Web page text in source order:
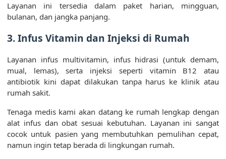
Layanan ini tersedia dalam paket harian, mingguan,
bulanan, dan jangka panjang.
3.Infus Vitamin dan Injeksi di Rumah
Layanan infus multivitamin, infus hidrasi (untuk demam,
mual, lemas), serta injeksi seperti vitamin B12 atau
antibiotik kini dapat dilakukan tanpa harus ke klinik atau
rumah sakit.
Tenaga medis kami akan datang ke rumah lengkap dengan
alat infus dan obat sesuai kebutuhan. Layanan ini sangat
cocok untuk pasien yang membutuhkan pemulihan cepat,
namun ingin tetap berada di lingkungan rumah.